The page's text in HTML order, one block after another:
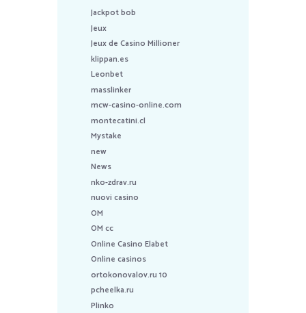
Jackpot bob
Jeux
Jeux de Casino Millioner
klippan.es
Leonbet
masslinker
mcw-casino-online.com
montecatini.cl
Mystake
new
News
nko-zdrav.ru
nuovi casino
OM
OM cc
Online Casino Elabet
Online casinos
ortokonovalov.ru 10
pcheelka.ru
Plinko